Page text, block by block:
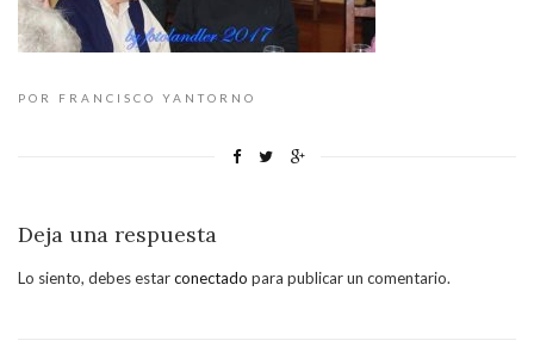
POR FRANCISCO YANTORNO
Deja una respuesta
Lo siento, debes estarconectado para publicar un comentario.